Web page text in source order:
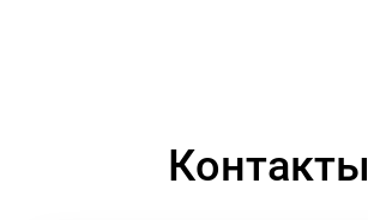
Контакты